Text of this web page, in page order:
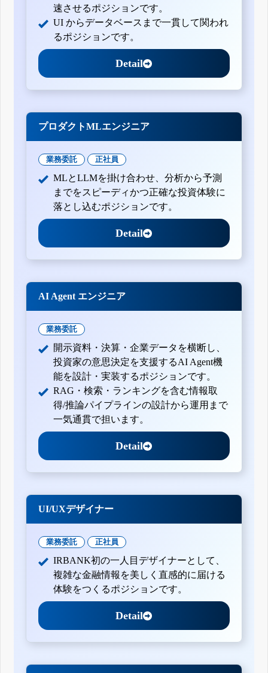
速させるポジションです。
UI からデータベースまで一貫して関われ
るポジションです。
Detail
プロダクトMLエンジニア
業務委託 正社員
MLとLLMを掛け合わせ、分析から予測
までをスピーディかつ正確な投資体験に
落とし込むポジションです。
Detail
AI Agent エンジニア
業務委託
開示資料・決算・企業データを横断し、
投資家の意思決定を支援するAI Agent機
能を設計・実装するポジションです。
RAG・検索・ランキングを含む情報取
得/推論パイプラインの設計から運用まで
一気通貫で担います。
Detail
UI/UXデザイナー
業務委託 正社員
IRBANK初の一人目デザイナーとして、
複雑な金融情報を美しく直感的に届ける
体験をつくるポジションです。
Detail